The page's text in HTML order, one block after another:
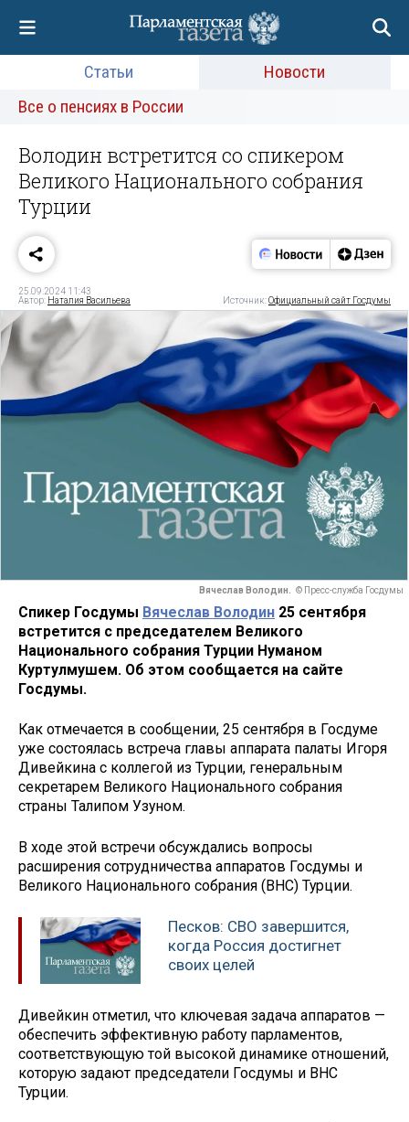
Статьи
Новости
Все о пенсиях в России
Володин встретится со спикером
Великого Национального собрания
Турции
25.09.2024 11:43
Автор: Наталия Васильева Источник:Официальный сайт Госдумы
Вячеслав Володин. © Пресс-служба Госдумы
Спикер Госдумы Вячеслав Володин 25 сентября
встретится с председателем Великого
Национального собрания Турции Нуманом
Куртулмушем. Об этом сообщается на сайте
Госдумы.
Как отмечается в сообщении, 25 сентября в Госдуме
уже состоялась встреча главы аппарата палаты Игоря
Дивейкина с коллегой из Турции, генеральным
секретарем Великого Национального собрания
страны Талипом Узуном.
В ходе этой встречи обсуждались вопросы
расширения сотрудничества аппаратов Госдумы и
Великого Национального собрания (ВНС) Турции.
Песков: СВО завершится,
когда Россия достигнет
своих целей
Дивейкин отметил, что ключевая задача аппаратов —
обеспечить эффективную работу парламентов,
соответствующую той высокой динамике отношений,
которую задают председатели Госдумы и ВНС
Турции.